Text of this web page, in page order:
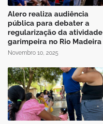
Alero realiza audiência
pública para debater a
regularização da atividade
garimpeira no Rio Madeira
Novembro 10, 2025